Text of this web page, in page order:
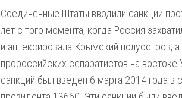
Соединенные Штаты вводили санкции
лет с того момента, когда Россия
и аннексировала Крымский полуостров,
пророссийских сепаратистов на
санкций был введен 6 марта 2014 года в